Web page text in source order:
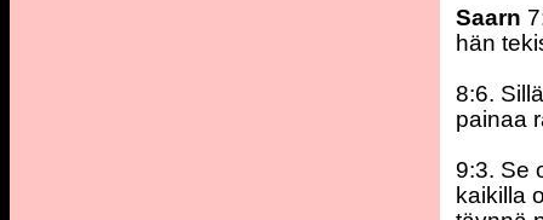
Saarn
hän
8:6.
painaa
9:3. Se
kaikilla